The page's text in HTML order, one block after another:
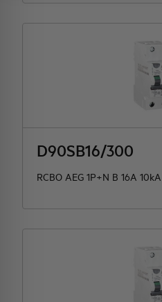
D90SB16/300
RCBO AEG 1P+N B 16A